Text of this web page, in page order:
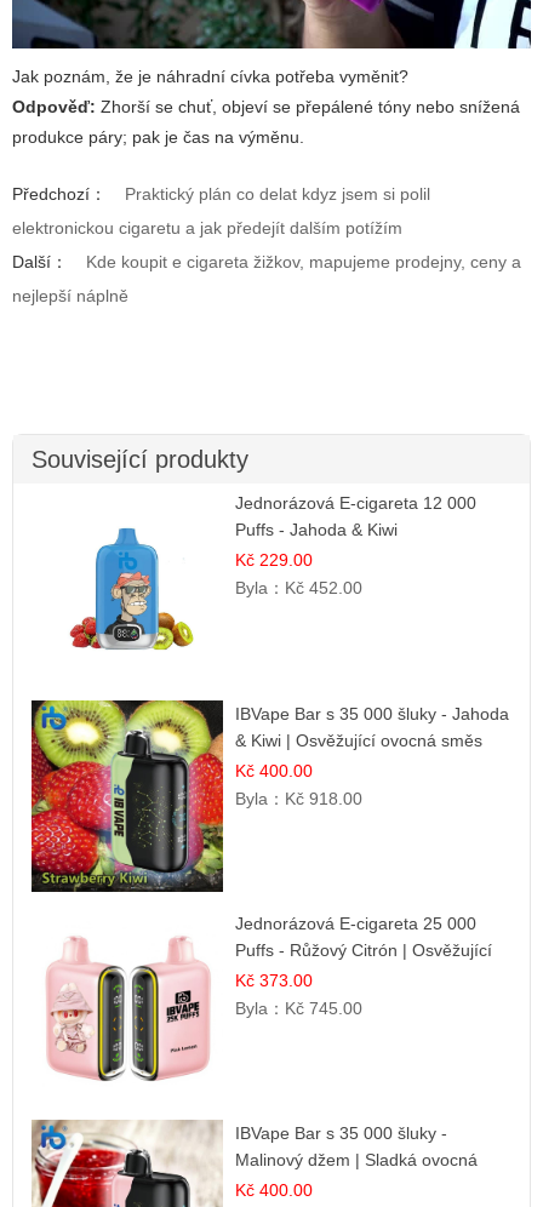
Jak poznám, že je náhradní cívka potřeba vyměnit?
Odpověď: Zhorší se chuť, objeví se přepálené tóny nebo snížená
produkce páry; pak je čas na výměnu.
Předchozí：
Praktický plán co delat kdyz jsem si polil
elektronickou cigaretu a jak předejít dalším potížím
Další：
Kde koupit e cigareta žižkov, mapujeme prodejny, ceny a
nejlepší náplně
Související produkty
Jednorázová E-cigareta 12 000
Puffs - Jahoda & Kiwi
Kč 229.00
Byla： Kč 452.00
IBVape Bar s 35 000 šluky - Jahoda
& Kiwi | Osvěžující ovocná směs
Kč 400.00
Byla： Kč 918.00
Jednorázová E-cigareta 25 000
Puffs - Růžový Citrón | Osvěžující
citrusová příchuť
Kč 373.00
Byla： Kč 745.00
IBVape Bar s 35 000 šluky -
Malinový džem | Sladká ovocná
příchuť
Kč 400.00